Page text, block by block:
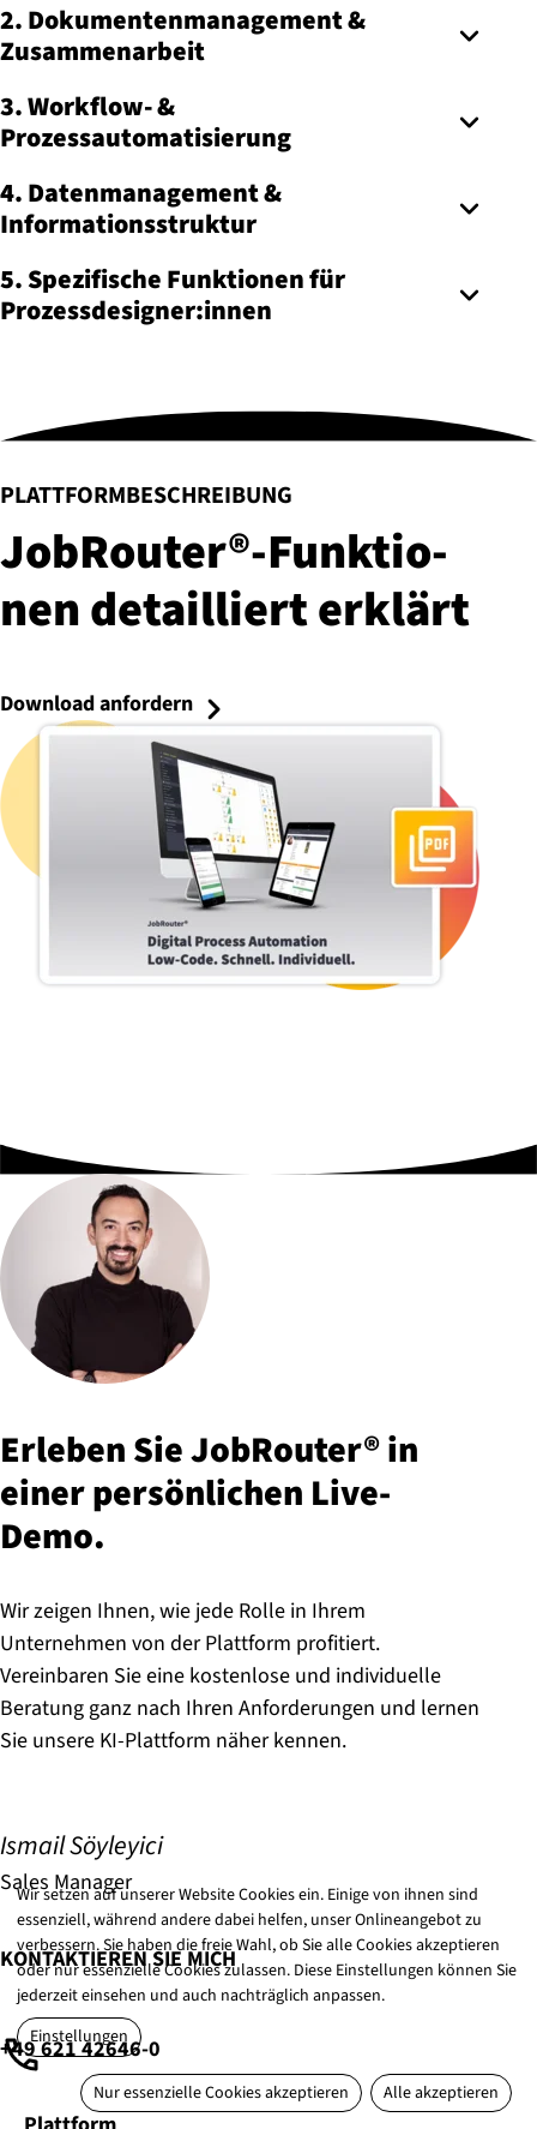
2. Dokumentenmanagement &
Zusammenarbeit
3. Workflow- &
Prozessautomatisierung
4. Datenmanagement &
Informationsstruktur
5. Spezifische Funktionen für
Prozessdesigner:innen
PLATTFORMBESCHREIBUNG
:
JobRouter®-Funk­tio­
nen detailliert erklärt
Download anfordern
Erleben Sie JobRouter® in
einer per­sön­li­chen Live-
Demo.
Wir zeigen Ihnen, wie jede Rolle in Ihrem
Unternehmen von der Plattform profitiert.
Vereinbaren Sie eine kostenlose und individuelle
Beratung ganz nach Ihren Anforderungen und lernen
Sie unsere KI-Plattform näher kennen.
Ismail Söyleyici
Sales Manager
KONTAKTIEREN SIE MICH
+49 621 42646-0
Wir setzen auf unserer Website Cookies ein. Einige von ihnen sind
essenziell, während andere dabei helfen, unser Onlineangebot zu
verbessern. Sie haben die freie Wahl, ob Sie alle Cookies akzeptieren
oder nur essenzielle Cookies zulassen. Diese Einstellungen können Sie
jederzeit einsehen und auch nachträglich anpassen.
Einstellungen
Nur essenzielle Cookies akzeptieren Alle akzeptieren